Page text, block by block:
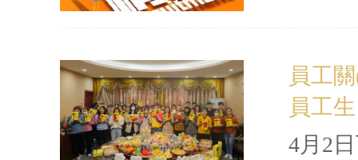
員工
員工
4月2